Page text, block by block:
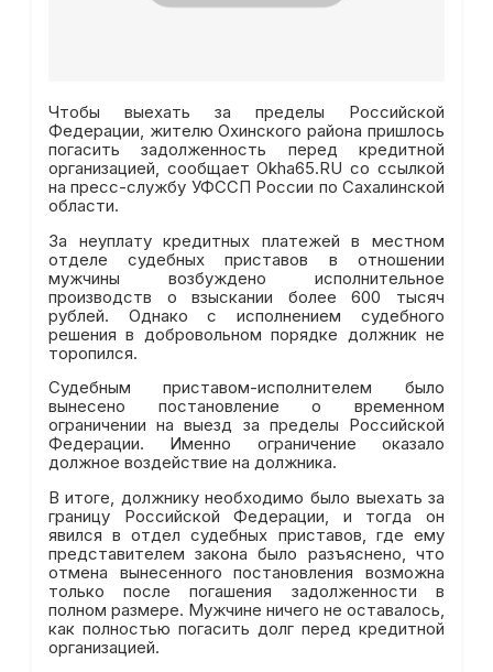
Чтобы выехать за пределы Российской
Федерации, жителю Охинского района пришлось
погасить задолженность перед кредитной
организацией, сообщает Okha65.RU со ссылкой
на пресс-службу УФССП России по Сахалинской
области.
За неуплату кредитных платежей в местном
отделе судебных приставов в отношении
мужчины возбуждено исполнительное
производств о взыскании более 600 тысяч
рублей. Однако с исполнением судебного
решения в добровольном порядке должник не
торопился.
Судебным приставом-исполнителем было
вынесено постановление о временном
ограничении на выезд за пределы Российской
Федерации. Именно ограничение оказало
должное воздействие на должника.
В итоге, должнику необходимо было выехать за
границу Российской Федерации, и тогда он
явился в отдел судебных приставов, где ему
представителем закона было разъяснено, что
отмена вынесенного постановления возможна
только после погашения задолженности в
полном размере. Мужчине ничего не оставалось,
как полностью погасить долг перед кредитной
организацией.